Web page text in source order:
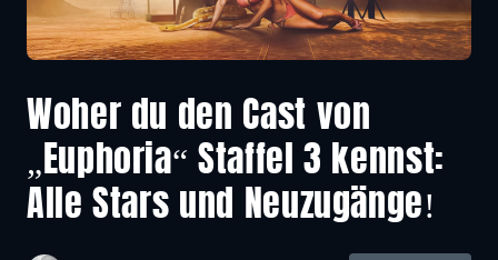
Woher du den Cast von
„Euphoria“ Staffel 3 kennst:
Alle Stars und Neuzugänge!